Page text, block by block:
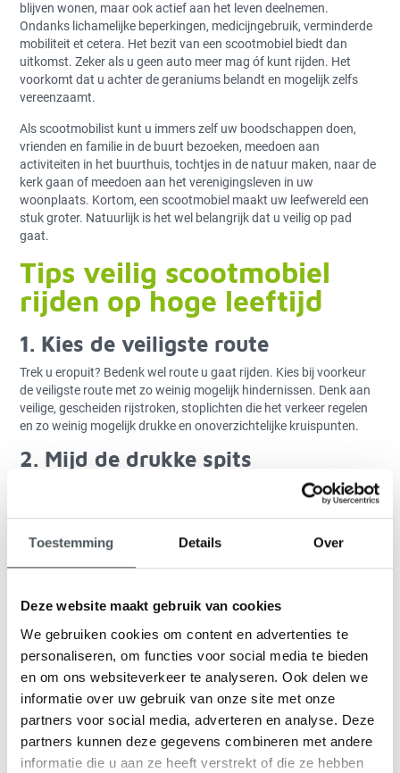
Toestemming Details Over
Deze website maakt gebruik van cookies
We gebruiken cookies om content en advertenties te
personaliseren, om functies voor social media te bieden
en om ons websiteverkeer te analyseren. Ook delen we
informatie over uw gebruik van onze site met onze
partners voor social media, adverteren en analyse. Deze
partners kunnen deze gegevens combineren met andere
informatie die u aan ze heeft verstrekt of die ze hebben
blijven wonen, maar ook actief aan het leven deelnemen.
Ondanks lichamelijke beperkingen, medicijngebruik, verminderde
mobiliteit et cetera. Het bezit van een scootmobiel biedt dan
uitkomst. Zeker als u geen auto meer mag óf kunt rijden. Het
voorkomt dat u achter de geraniums belandt en mogelijk zelfs
vereenzaamt.
Als scootmobilist kunt u immers zelf uw boodschappen doen,
vrienden en familie in de buurt bezoeken, meedoen aan
activiteiten in het buurthuis, tochtjes in de natuur maken, naar de
kerk gaan of meedoen aan het verenigingsleven in uw
woonplaats. Kortom, een scootmobiel maakt uw leefwereld een
stuk groter. Natuurlijk is het wel belangrijk dat u veilig op pad
gaat.
Tips veilig scootmobiel
rijden op hoge leeftijd
1. Kies de veiligste route
Trek u eropuit? Bedenk wel route u gaat rijden. Kies bij voorkeur
de veiligste route met zo weinig mogelijk hindernissen. Denk aan
veilige, gescheiden rijstroken, stoplichten die het verkeer regelen
en zo weinig mogelijk drukke en onoverzichtelijke kruispunten.
2. Mijd de drukke spits
Wilt u veilig scootmobiel rijden op hoge leeftijd? Ga dan bij
voorkeur tijdens de rustige tijdstippen op pad. Rijd liever niet in
het spitsuur waarop heel Nederland gehaast naar z’n werk of
huis rijdt.
3. Haast u niet
Heeft u een afspraak? Zorg er dan voor dat u bijtijds vertrekt. U
rijdt veel fijner en is ook veiliger.
4. Stel uw scootmobiel goed af!
Zorg dat uw scootmobiel goed is afgesteld. Van het stuur en de
stoel tot de spiegels, zodat u comfortabel zit, een goed zicht voor
en achter u heeft en dus zonder moeite veilig deelneemt aan het
verkeer.